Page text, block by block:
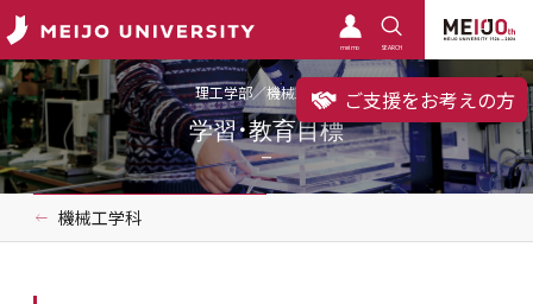
meimo SEARCH
ご支援をお考えの方
理工学部／機械工学科
学習・教育目標
機械工学科